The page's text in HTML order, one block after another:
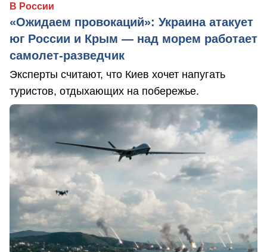
В России
«Ожидаем провокаций»: Украина атакует
юг России и Крым — над морем работает
самолет-разведчик
Эксперты считают, что Киев хочет напугать
туристов, отдыхающих на побережье.